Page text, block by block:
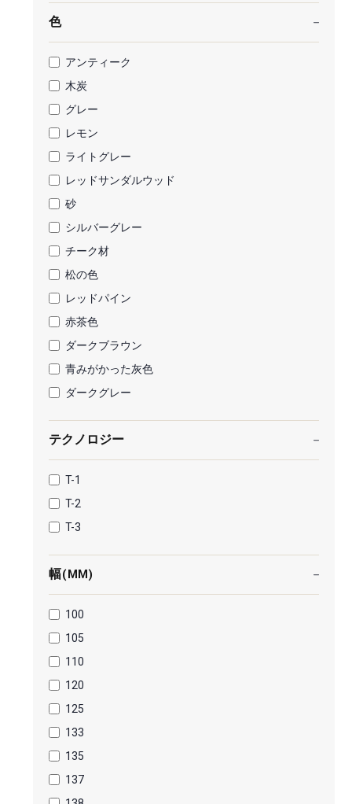
色
アンティーク
木炭
グレー
レモン
ライトグレー
レッドサンダルウッド
砂
シルバーグレー
チーク材
松の色
レッドパイン
赤茶色
ダークブラウン
青みがかった灰色
ダークグレー
テクノロジー
T-1
T-2
T-3
幅(MM)
100
105
110
120
125
133
135
137